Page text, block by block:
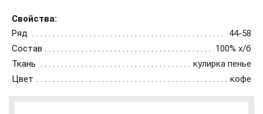
Свойства:
Ряд
44-58
Состав
100% х/б
Ткань
кулирка пенье
Цвет
кофе